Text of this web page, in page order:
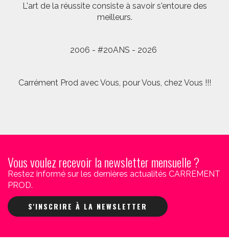
L'art de la réussite consiste à savoir s'entoure des
meilleurs.
2006 - #20ANS - 2026
Carrément Prod avec Vous, pour Vous, chez Vous !!!
Vous voulez recevoir la newsletter mensuelle ?
Restez informé sur les dernières actualités CARREMENT
PROD.
S'INSCRIRE À LA NEWSLETTER